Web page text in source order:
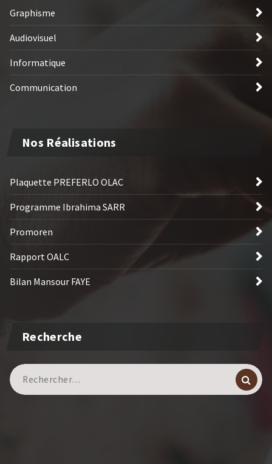
Graphisme
Audiovisuel
Informatique
Communication
Nos Réalisations
Plaquette PREFERLO OLAC
Programme Ibrahima SARR
Promoren
Rapport OALC
Bilan Mansour FAYE
Recherche
Recherche
pour :